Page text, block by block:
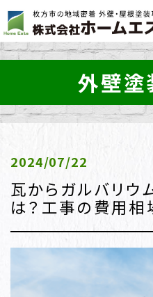
外壁塗
2024/07/22
瓦からガルバリウ
は？工事の費用相